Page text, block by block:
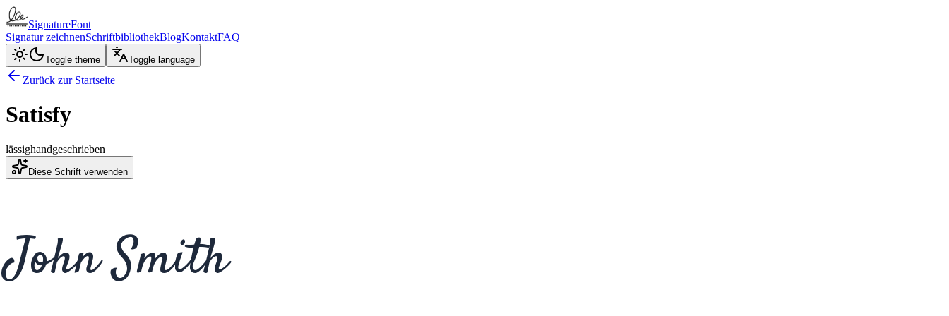
SignatureFont
Signatur zeichnenSchriftbibliothekBlogKontaktFAQ
Toggle theme Toggle language
Zurück zur Startseite
Satisfy
lässighandgeschrieben
Diese Schrift verwenden
John Smith